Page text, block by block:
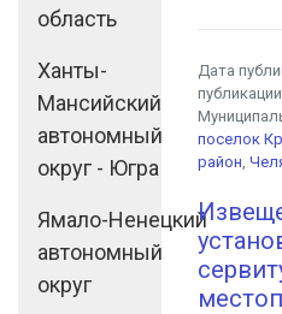
область
Ханты-
Мансийский
автономный
округ - Югра
Ямало-Ненецкий
автономный
округ
Дата
поселок
район,